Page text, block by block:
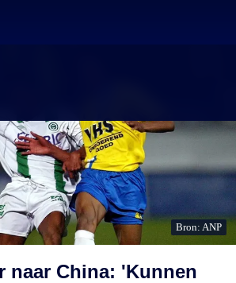
Bron: ANP
naar China: 'Kunnen